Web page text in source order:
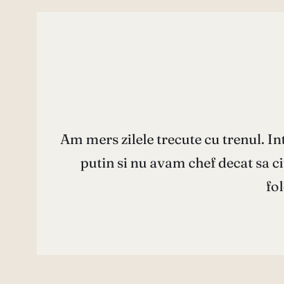
Am mers zilele trecute cu trenul.
putin si nu avam chef decat sa